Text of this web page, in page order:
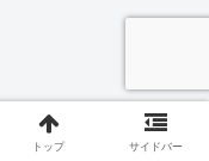
トップ サイドバー